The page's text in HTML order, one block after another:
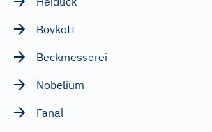
Boykott
Beckmesserei
Nobelium
Fanal